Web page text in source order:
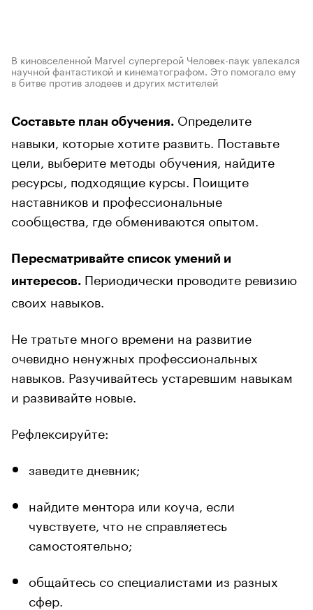
В киновселенной Marvel супергерой Человек-паук увлекался
научной фантастикой и кинематографом. Это помогало ему
в битве против злодеев и других мстителей
Составьте план обучения. Определите
навыки, которые хотите развить. Поставьте
цели, выберите методы обучения, найдите
ресурсы, подходящие курсы. Поищите
наставников и профессиональные
сообщества, где обмениваются опытом.
Пересматривайте список умений и
интересов. Периодически проводите ревизию
своих навыков.
Не тратьте много времени на развитие
очевидно ненужных профессиональных
навыков. Разучивайтесь устаревшим навыкам
и развивайте новые.
Рефлексируйте:
заведите дневник;
найдите ментора или коуча, если
чувствуете, что не справляетесь
самостоятельно;
общайтесь со специалистами из разных
сфер.